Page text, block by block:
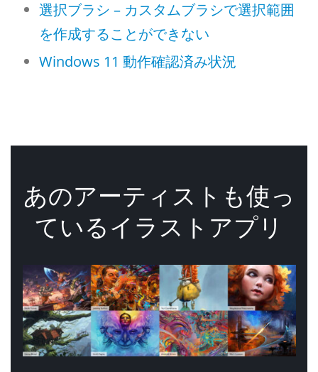
選択ブラシ – カスタムブラシで選択範囲
を作成することができない
Windows 11 動作確認済み状況
あのアーティストも使っ
ているイラストアプリ